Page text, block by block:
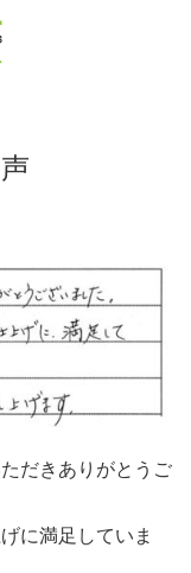
だきありがとうご
に満足していま